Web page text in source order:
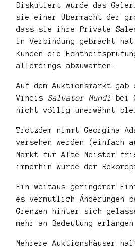
Diskutiert wurde das
sie einer Übermacht der
dass sie ihre Private
in Verbindung gebracht
Kunden die
allerdings abzuwarten.
Auf dem Auktionsmarkt
Vincis Salvator Mundi
bei
nicht völlig unerwähnt
Trotzdem nimmt Georgina
versehen werden
Markt für Alte Meister
immerhin wurde der
Ein weitaus geringerer
es vermutlich Änderungen
Grenzen hinter sich
mehr an Bedeutung
Mehrere Auktionshäuser